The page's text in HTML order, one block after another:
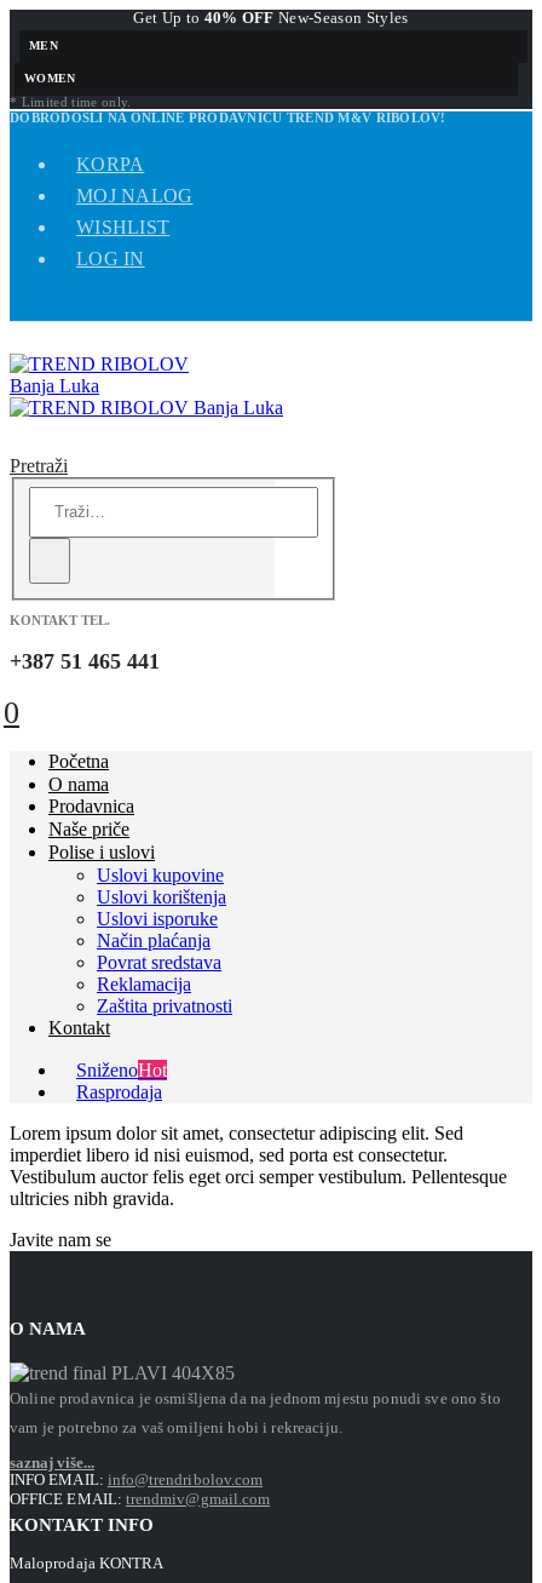
Get Up to 40% OFF New-Season Styles
MEN
WOMEN
* Limited time only.
DOBRODOŠLI NA ONLINE PRODAVNICU TREND M&V RIBOLOV!
KORPA
MOJ NALOG
WISHLIST
LOG IN
Pretraži
KONTAKT TEL.
+387 51 465 441
0
Početna
O nama
Prodavnica
Naše priče
Polise i uslovi
Uslovi kupovine
Uslovi korištenja
Uslovi isporuke
Način plaćanja
Povrat sredstava
Reklamacija
Zaštita privatnosti
Kontakt
SniženoHot
Rasprodaja
Lorem ipsum dolor sit amet, consectetur adipiscing elit. Sed
imperdiet libero id nisi euismod, sed porta est consectetur.
Vestibulum auctor felis eget orci semper vestibulum. Pellentesque
ultricies nibh gravida.
Javite nam se
O NAMA
Online prodavnica je osmišljena da na jednom mjestu ponudi sve ono što
vam je potrebno za vaš omiljeni hobi i rekreaciju.
saznaj više...
INFO EMAIL: info@trendribolov.com
OFFICE EMAIL: trendmiv@gmail.com
KONTAKT INFO
Maloprodaja KONTRA